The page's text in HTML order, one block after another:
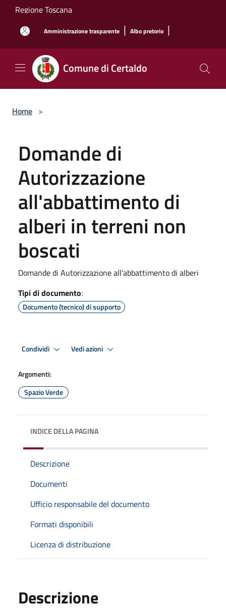
Salta al contenuto principale
Regione Toscana
Amministrazione trasparente | Albo pretorio |
Comune di Certaldo
Home >
Domande di
Autorizzazione
all'abbattimento di
alberi in terreni non
boscati
Domande di Autorizzazione all'abbattimento di alberi
Tipi di documento:
Documento (tecnico) di supporto
Condividi Vedi azioni
Argomenti:
Spazio Verde
INDICE DELLA PAGINA
Descrizione
Documenti
Ufficio responsabile del documento
Formati disponibili
Licenza di distribuzione
Descrizione